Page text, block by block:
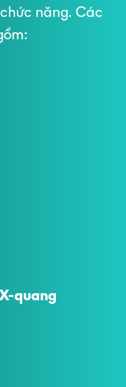
năng. Các
quang